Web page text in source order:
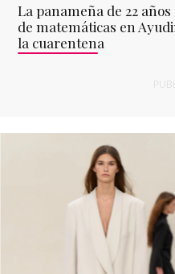
La panameña de 22 años
de matemáticas en
la cuarentena